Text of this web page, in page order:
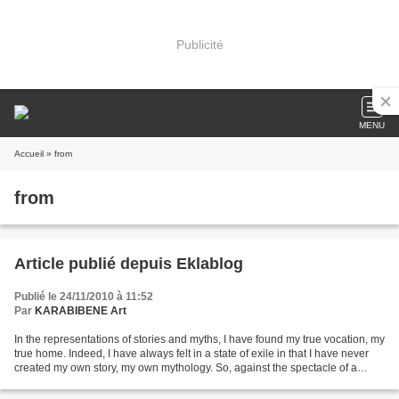
Publicité
MENU
Accueil » from
from
Article publié depuis Eklablog
Publié le 24/11/2010 à 11:52
Par KARABIBENE Art
In the representations of stories and myths, I have found my true vocation, my
true home. Indeed, I have always felt in a state of exile in that I have never
created my own story, my own mythology. So, against the spectacle of a